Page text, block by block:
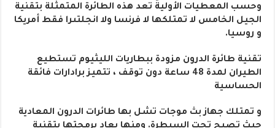
وحسب المعطيات الأوليةً تعد هذه الطائرة المتمثلة بتقنية
الجيل الخامس لا تمتلكها لا فرنسا ولا انجلتىرا فقط أمريكا
و روسيا.
تقنية طائرة الدرون مزودة ببطاريات الليثيوم تستطيع
الطيران لمدة 48 ساعة دون توقف ، تتميز برادارات فائقة
الحساسية
و تمتلك جهاز بث موجات تشل بها طائرات الدرون المعادية
حيث تصبح تحت السيطرة. ومنها يعاد برمجتها بتقنية